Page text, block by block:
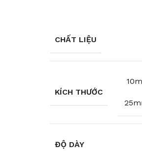
CHẤT LIỆU
KÍCH THƯỚC
ĐỘ DÀY